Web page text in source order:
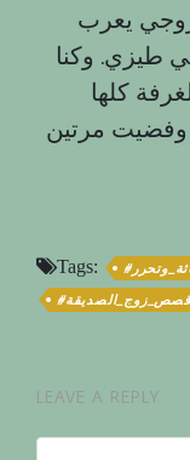
يعرب
طيزي. وكنا
كلها
وفضيت مرتين
Tags:
#قصص_زوج_الصديقة
LEAVE A REPLY